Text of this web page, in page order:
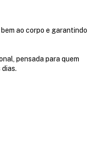
ao corpo e garantindo
pensada para quem